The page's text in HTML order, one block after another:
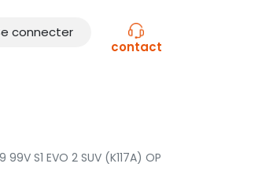
connecter
contact
99V S1 EVO 2 SUV (K117A) OP